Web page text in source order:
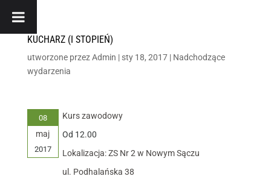
KUCHARZ (I STOPIEŃ)
utworzone przezAdmin | sty 18, 2017| Nadchodzące
wydarzenia
08
maj
2017
Kurs zawodowy
Od 12.00
Lokalizacja: ZS Nr 2 w Nowym Sączu
ul. Podhalańska 38